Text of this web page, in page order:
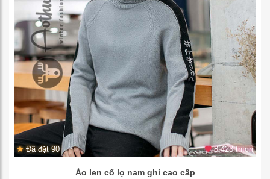
Đã đặt 90 8.423 thích
Áo len cổ lọ nam ghi cao cấp